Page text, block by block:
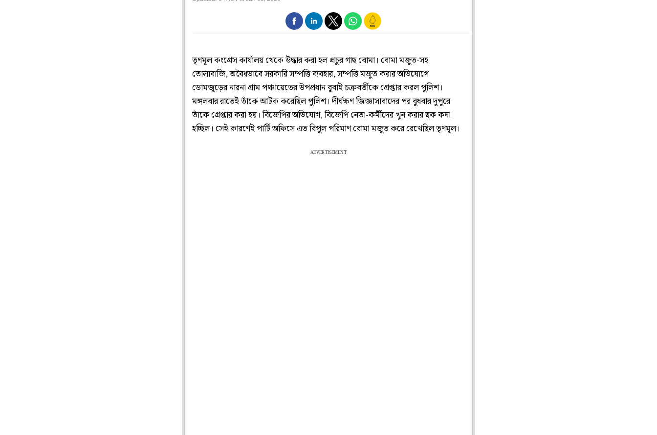
তৃণমূল কংগ্রেস কার্যালয় থেকে উদ্ধার করা হল প্রচুর গাছ বোমা। বোমা মজুত-সহ
তোলাবাজি, অবৈধভাবে সরকারি সম্পত্তি ব্যবহার, সম্পত্তি মজুত করার অভিযোগে
ডোমজুড়ের নারনা গ্রাম পঞ্চায়েতের উপপ্রধান বুবাই চক্রবর্তীকে গ্রেপ্তার করল পুলিশ।
মঙ্গলবার রাতেই তাঁকে আটক করেছিল পুলিশ। দীর্ঘক্ষণ জিজ্ঞাসাবাদের পর বুধবার দুপুরে
তাঁকে গ্রেপ্তার করা হয়। বিজেপির অভিযোগ, বিজেপি নেতা-কর্মীদের খুন করার ছক কষা
হচ্ছিল। সেই কারণেই পার্টি অফিসে এত বিপুল পরিমাণ বোমা মজুত করে রেখেছিল তৃণমূল।
ADVERTISEMENT